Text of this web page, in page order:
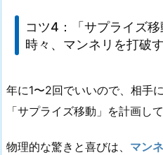
コツ4： 「サプライズ
時々、マンネリを打破す
年に1〜2回でいいので、相手
「サプライズ移動」を計画し
物理的な驚きと喜びは、 マン